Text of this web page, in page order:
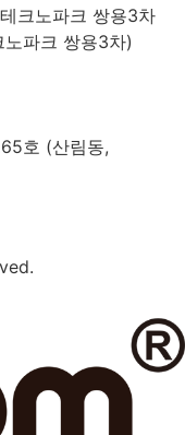
크노파크 쌍용3차
파크 쌍용3차)
호 (산림동,